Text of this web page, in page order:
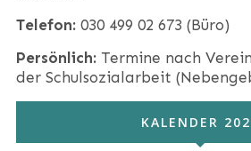
Telefon: 030 499 02 673 (Büro)
Persönlich: Termine nach
der Schulsozialarbeit
KALENDER